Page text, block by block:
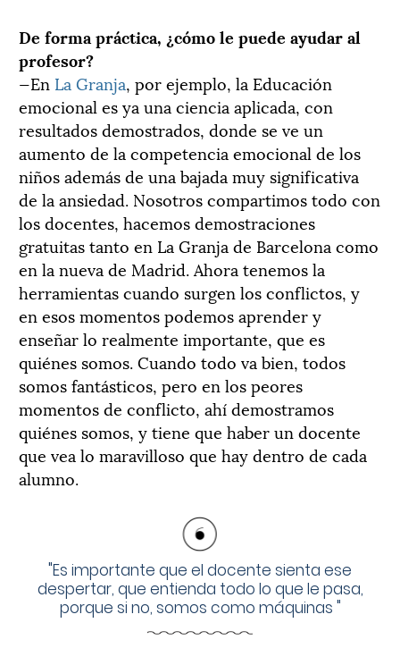
De forma práctica, ¿cómo le puede ayudar al
profesor?
—En La Granja, por ejemplo, la Educación
emocional es ya una ciencia aplicada, con
resultados demostrados, donde se ve un
aumento de la competencia emocional de los
niños además de una bajada muy significativa
de la ansiedad. Nosotros compartimos todo con
los docentes, hacemos demostraciones
gratuitas tanto en La Granja de Barcelona como
en la nueva de Madrid. Ahora tenemos la
herramientas cuando surgen los conflictos, y
en esos momentos podemos aprender y
enseñar lo realmente importante, que es
quiénes somos. Cuando todo va bien, todos
somos fantásticos, pero en los peores
momentos de conflicto, ahí demostramos
quiénes somos, y tiene que haber un docente
que vea lo maravilloso que hay dentro de cada
alumno.
"Es importante que el docente sienta ese
despertar, que entienda todo lo que le pasa,
porque si no, somos como máquinas "